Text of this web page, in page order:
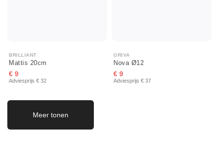
BRILLIANT
Mattis 20cm
€ 9
Adviesprijs € 32
ORIVA
Nova Ø12
€ 9
Adviesprijs € 37
Meer tonen